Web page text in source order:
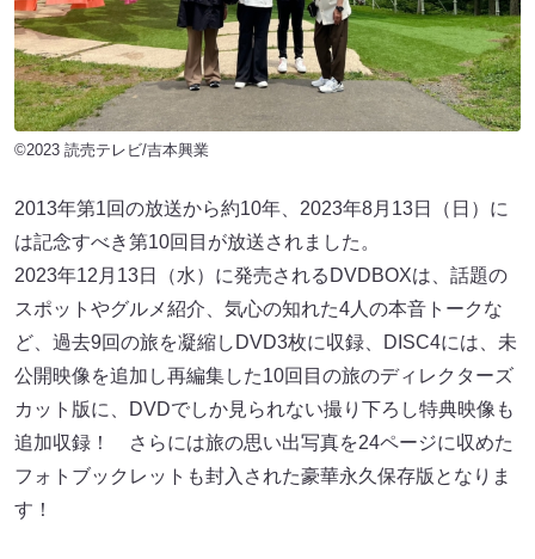
©2023 読売テレビ/吉本興業
2013年第1回の放送から約10年、2023年8月13日（日）に
は記念すべき第10回目が放送されました。
2023年12月13日（水）に発売されるDVDBOXは、話題の
スポットやグルメ紹介、気心の知れた4人の本音トークな
ど、過去9回の旅を凝縮しDVD3枚に収録、DISC4には、未
公開映像を追加し再編集した10回目の旅のディレクターズ
カット版に、DVDでしか見られない撮り下ろし特典映像も
追加収録！ さらには旅の思い出写真を24ページに収めた
フォトブックレットも封入された豪華永久保存版となりま
す！